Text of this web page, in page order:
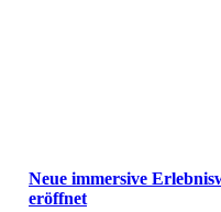
Neue immersive
eröffnet